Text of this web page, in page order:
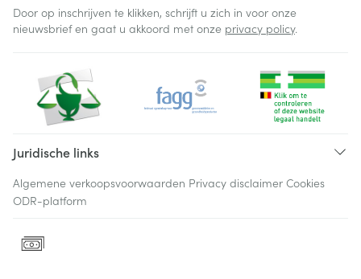
Door op inschrijven te klikken, schrijft u zich in voor onze
nieuwsbrief en gaat u akkoord met onze privacy policy.
Juridische links
Algemene verkoopsvoorwaarden Privacy disclaimer Cookies
ODR-platform